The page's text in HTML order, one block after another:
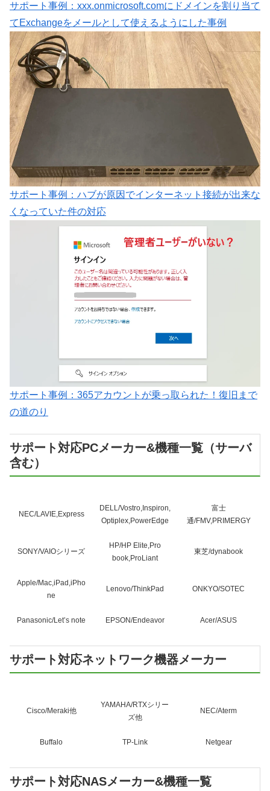
サポート事例：xxx.onmicrosoft.comにドメインを割り当て
てExchangeをメールとして使えるようにした事例
サポート事例：ハブが原因でインターネット接続が出来な
くなっていた件の対応
サポート事例：365アカウントが乗っ取られた！復旧まで
の道のり
サポート対応PCメーカー&機種一覧（サーバ
含む）
NEC/LAVIE,Express
DELL/Vostro,Inspiron,
Optiplex,PowerEdge
富士
通/FMV,PRIMERGY
SONY/VAIOシリーズ
HP/HP Elite,Pro
book,ProLiant
東芝/dynabook
Apple/Mac,iPad,iPho
ne
Lenovo/ThinkPad ONKYO/SOTEC
Panasonic/Let’s note EPSON/Endeavor Acer/ASUS
サポート対応ネットワーク機器メーカー
Cisco/Meraki他
YAMAHA/RTXシリー
ズ他
NEC/Aterm
Buffalo TP-Link Netgear
サポート対応NASメーカー&機種一覧